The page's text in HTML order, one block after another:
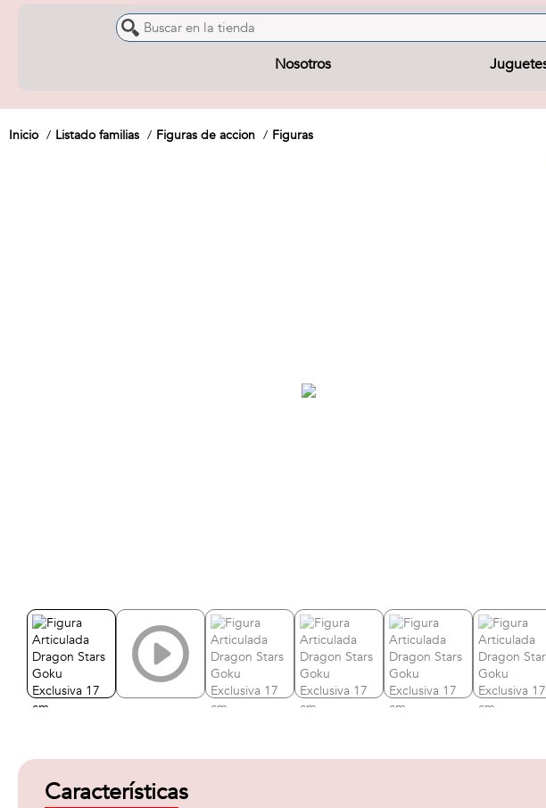
Nosotros
Inicio Listado familias Figuras de accion Figuras
Características